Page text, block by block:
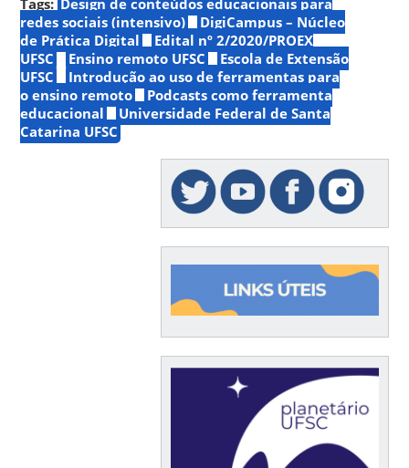
redes sociais (intensivo)
DigiCampus – Núcleo
de Prática Digital
Edital nº 2/2020/PROEX
UFSC
Ensino remoto UFSC
Escola de Extensão
UFSC
Introdução ao uso de ferramentas para
o ensino remoto
Podcasts como ferramenta
educacional
Universidade Federal de Santa
Catarina UFSC